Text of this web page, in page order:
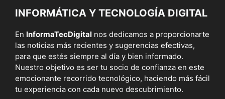
INFORMÁTICA Y TECNOLOGÍA DIGITAL
En InformaTecDigital nos dedicamos a proporcionarte
las noticias más recientes y sugerencias efectivas,
para que estés siempre al día y bien informado.
Nuestro objetivo es ser tu socio de confianza en este
emocionante recorrido tecnológico, haciendo más fácil
tu experiencia con cada nuevo descubrimiento.